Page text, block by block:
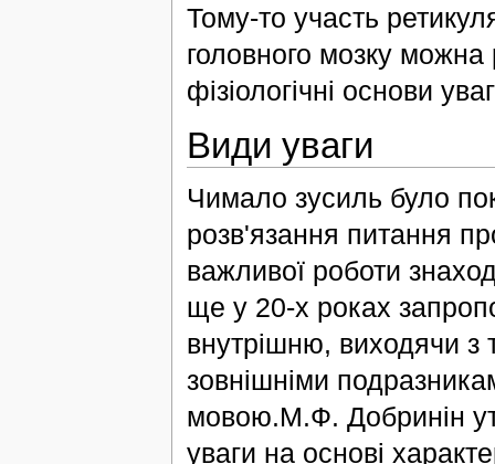
Тому-то участь
головного мозку можна
фізіологічні основи
Види уваги
Чимало зусиль було
розв'язання питання
важливої роботи
ще у 20-х роках
внутрішню, виходячи з
зовнішніми
мовою.М.Ф. Добринін
уваги на основі